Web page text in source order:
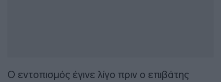
Ο εντοπισμός έγινε λίγο πριν ο επιβάτης